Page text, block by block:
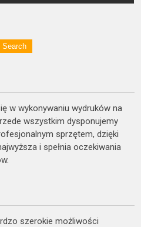
w wykonywaniu wydruków na
wszystkim dysponujemy
sprzętem, dzięki
i spełnia oczekiwania
szerokie możliwości